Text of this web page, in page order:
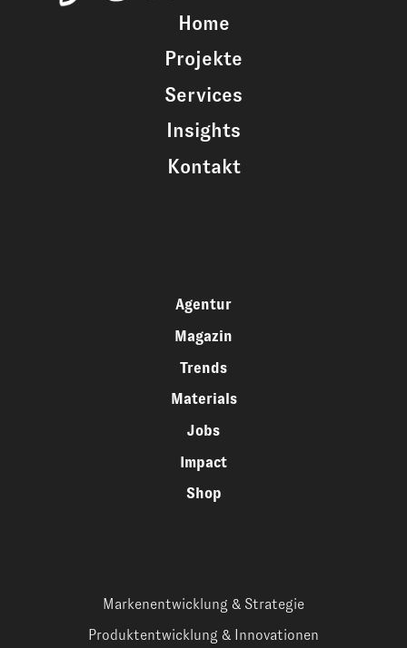
Home
Projekte
Services
Insights
Kontakt
Agentur
Magazin
Trends
Materials
Jobs
Impact
Shop
Markenentwicklung & Strategie
Produktentwicklung & Innovationen